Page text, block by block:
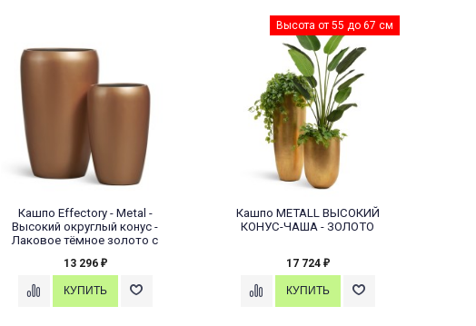
Кашпо Лилия подвесная
175
Высота от 31 до 51 см
Кашпо Effectory Beton Цилиндр
с вставкой с автополивом
8 485